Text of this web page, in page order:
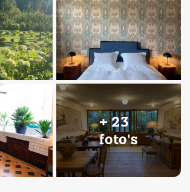
+ 23
foto's